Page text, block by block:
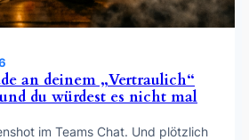
an deinem „Vertraulich“
du würdest es nicht mal
im Teams Chat. Und plötzlich